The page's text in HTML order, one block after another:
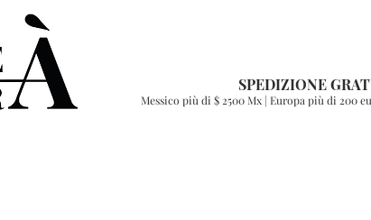
SPEDIZIONE
Messico più di $ 2500 Mx | Europa più di 200